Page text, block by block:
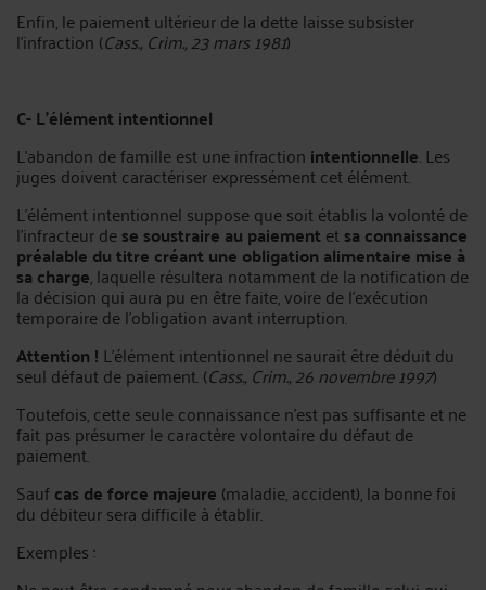
Enfin, le paiement ultérieur de la dette laisse subsister
l’infraction (Cass., Crim., 23 mars 1981)
C- L’élément intentionnel
L’abandon de famille est une infraction intentionnelle. Les
juges doivent caractériser expressément cet élément.
L’élément intentionnel suppose que soit établis la volonté de
l’infracteur dese soustraire au paiementetsa connaissance
préalable du titre créant une obligation alimentaire mise à
sa charge, laquelle résultera notamment de la notification de
la décision qui aura pu en être faite, voire de l'exécution
temporaire de l'obligation avant interruption.
Attention ! L’élément intentionnel ne saurait être déduit du
seul défaut de paiement. (Cass., Crim., 26 novembre 1997)
Toutefois, cette seule connaissance n'est pas suffisante et ne
fait pas présumer le caractère volontaire du défaut de
paiement.
Saufcas de force majeure (maladie, accident), la bonne foi
du débiteur sera difficile à établir.
Exemples :